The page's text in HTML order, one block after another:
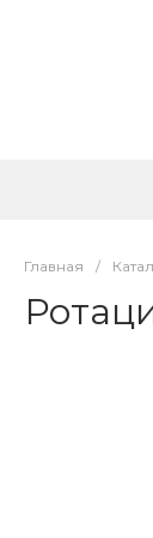
Главная /